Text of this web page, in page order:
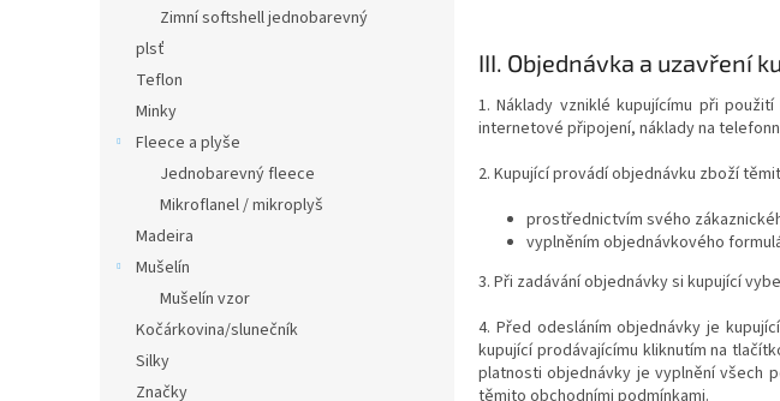
Zimní softshell jednobarevný
plsť
Teflon
Minky
Fleece a plyše
Jednobarevný fleece
Mikroflanel / mikroplyš
Madeira
Mušelín
Mušelín vzor
Kočárkovina/slunečník
Silky
Značky
III. Objednávka a uzavření
1. Náklady vzniklé kupujícímu při
internetové připojení, náklady na
2. Kupující provádí objednávku zboží
prostřednictvím svého
vyplněním objednávkového
3. Při zadávání objednávky si kupující
4. Před odesláním objednávky je
kupující prodávajícímu kliknutím na
platnosti objednávky je vyplnění všech